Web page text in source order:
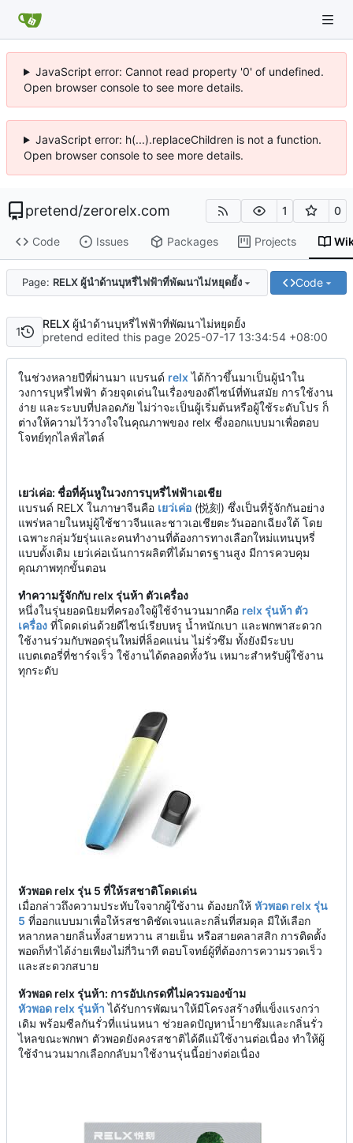
JavaScript error: Cannot read property '0' of undefined.
Open browser console to see more details.
JavaScript error: h(...).replaceChildren is not a function.
Open browser console to see more details.
pretend/zerorelx.com 1 0
Code Issues Packages Projects
Page: RELX ผู้นำด้านบุหรี่ไฟฟ้าที่พัฒนาไม่หยุดยั้ง Code
1
RELX ผู้นำด้านบุหรี่ไฟฟ้าที่พัฒนาไม่หยุดยั้ง
pretend edited this page 2025-07-17 13:34:54 +08:00
ในช่วงหลายปีที่ผ่านมา แบรนด์ relxได้ก้าวขึ้นมาเป็นผู้นำใน
วงการบุหรี่ไฟฟ้า ด้วยจุดเด่นในเรื่องของดีไซน์ที่ทันสมัย การใช้งาน
ง่าย และระบบที่ปลอดภัย ไม่ว่าจะเป็นผู้เริ่มต้นหรือผู้ใช้ระดับโปร ก็
ต่างให้ความไว้วางใจในคุณภาพของ relx ซึ่งออกแบบมาเพื่อตอบ
โจทย์ทุกไลฟ์สไตล์
เยว่เค่อ: ชื่อที่คุ้นหูในวงการบุหรี่ไฟฟ้าเอเชีย
แบรนด์ RELX ในภาษาจีนคือ เยว่เค่อ (悦刻) ซึ่งเป็นที่รู้จักกันอย่าง
แพร่หลายในหมู่ผู้ใช้ชาวจีนและชาวเอเชียตะวันออกเฉียงใต้ โดย
เฉพาะกลุ่มวัยรุ่นและคนทำงานที่ต้องการทางเลือกใหม่แทนบุหรี่
แบบดั้งเดิม เยว่เค่อเน้นการผลิตที่ได้มาตรฐานสูง มีการควบคุม
คุณภาพทุกขั้นตอน
ทำความรู้จักกับ relx รุ่นห้า ตัวเครื่อง
หนึ่งในรุ่นยอดนิยมที่ครองใจผู้ใช้จำนวนมากคือ relx รุ่นห้า ตัว
เครื่อง ที่โดดเด่นด้วยดีไซน์เรียบหรู น้ำหนักเบา และพกพาสะดวก
ใช้งานร่วมกับพอดรุ่นใหม่ที่ล็อคแน่น ไม่รั่วซึม ทั้งยังมีระบบ
แบตเตอรี่ที่ชาร์จเร็ว ใช้งานได้ตลอดทั้งวัน เหมาะสำหรับผู้ใช้งาน
ทุกระดับ
หัวพอด relx รุ่น 5 ที่ให้รสชาติโดดเด่น
เมื่อกล่าวถึงความประทับใจจากผู้ใช้งาน ต้องยกให้ หัวพอด relx รุ่น
5 ที่ออกแบบมาเพื่อให้รสชาติชัดเจนและกลิ่นที่สมดุล มีให้เลือก
หลากหลายกลิ่นทั้งสายหวาน สายเย็น หรือสายคลาสสิก การติดตั้ง
พอดก็ทำได้ง่ายเพียงไม่กี่วินาที ตอบโจทย์ผู้ที่ต้องการความรวดเร็ว
และสะดวกสบาย
หัวพอด relx รุ่นห้า: การอัปเกรดที่ไม่ควรมองข้าม
หัวพอด relx รุ่นห้า ได้รับการพัฒนาให้มีโครงสร้างที่แข็งแรงกว่า
เดิม พร้อมซีลกันรั่วที่แน่นหนา ช่วยลดปัญหาน้ำยาซึมและกลิ่นรั่ว
ไหลขณะพกพา ตัวพอดยังคงรสชาติได้ดีแม้ใช้งานต่อเนื่อง ทำให้ผู้
ใช้จำนวนมากเลือกกลับมาใช้งานรุ่นนี้อย่างต่อเนื่อง